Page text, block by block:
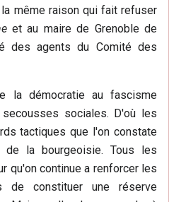
même raison qui fait refuser
et au maire de Grenoble de
des agents du Comité des
la démocratie au fascisme
sociales. D'où les
tactiques que l'on constate
la bourgeoisie. Tous les
qu'on continue a renforcer les
de constituer une réserve